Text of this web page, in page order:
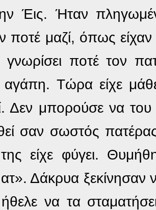
Έις. Ήταν
ποτέ μαζί, όπως
γνωρίσει ποτέ τον
αγάπη. Τώρα είχε
Δεν μπορούσε να
σαν σωστός
είχε φύγει.
Δάκρυα ξεκίνησαν
να τα